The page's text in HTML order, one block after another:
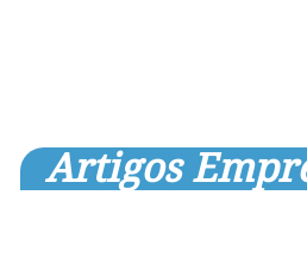
Artigos